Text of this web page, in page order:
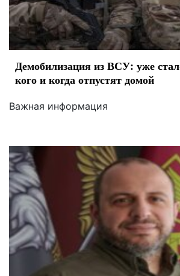
Демобилизация из ВСУ: уже
кого и когда отпустят домой
Важная информация